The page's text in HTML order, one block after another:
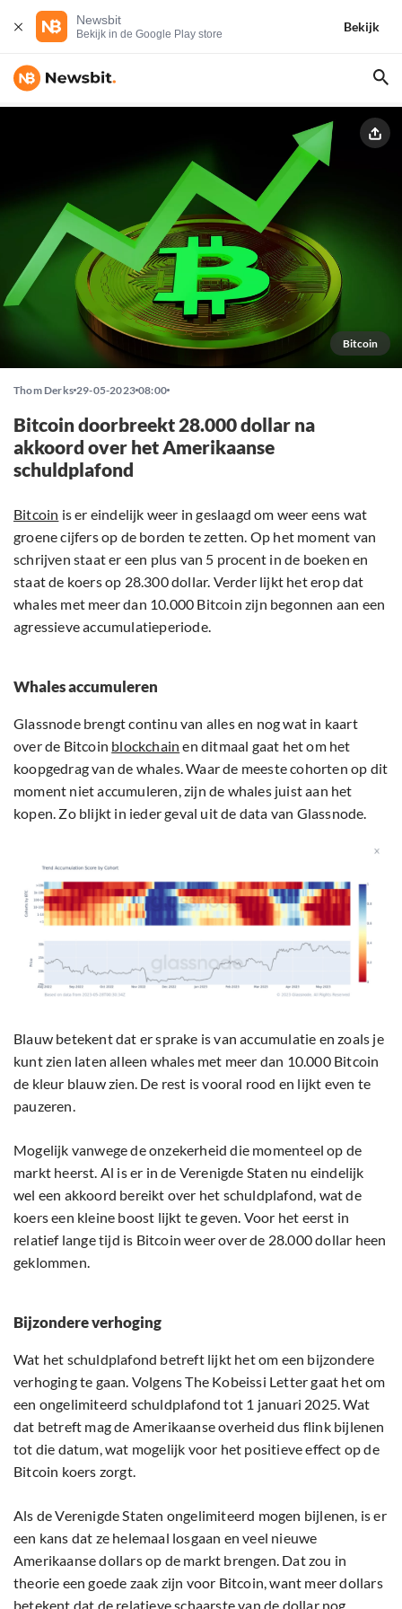
Newsbit
Bekijk in de Google Play store
Bekijk
Bitcoin
Thom Derks 29-05-2023 08:00
Bitcoin doorbreekt 28.000 dollar na
akkoord over het Amerikaanse
schuldplafond
Bitcoin is er eindelijk weer in geslaagd om weer eens wat
groene cijfers op de borden te zetten. Op het moment van
schrijven staat er een plus van 5 procent in de boeken en
staat de koers op 28.300 dollar. Verder lijkt het erop dat
whales met meer dan 10.000 Bitcoin zijn begonnen aan een
agressieve accumulatieperiode.
Whales accumuleren
Glassnode brengt continu van alles en nog wat in kaart
over de Bitcoin blockchain en ditmaal gaat het om het
koopgedrag van de whales. Waar de meeste cohorten op dit
moment niet accumuleren, zijn de whales juist aan het
kopen. Zo blijkt in ieder geval uit de data van Glassnode.
Blauw betekent dat er sprake is van accumulatie en zoals je
kunt zien laten alleen whales met meer dan 10.000 Bitcoin
de kleur blauw zien. De rest is vooral rood en lijkt even te
pauzeren.
Mogelijk vanwege de onzekerheid die momenteel op de
markt heerst. Al is er in de Verenigde Staten nu eindelijk
wel een akkoord bereikt over het schuldplafond, wat de
koers een kleine boost lijkt te geven. Voor het eerst in
relatief lange tijd is Bitcoin weer over de 28.000 dollar heen
geklommen.
Bijzondere verhoging
Wat het schuldplafond betreft lijkt het om een bijzondere
verhoging te gaan. Volgens The Kobeissi Letter gaat het om
een ongelimiteerd schuldplafond tot 1 januari 2025. Wat
dat betreft mag de Amerikaanse overheid dus flink bijlenen
tot die datum, wat mogelijk voor het positieve effect op de
Bitcoin koers zorgt.
Als de Verenigde Staten ongelimiteerd mogen bijlenen, is er
een kans dat ze helemaal losgaan en veel nieuwe
Amerikaanse dollars op de markt brengen. Dat zou in
theorie een goede zaak zijn voor Bitcoin, want meer dollars
betekent dat de relatieve schaarste van de dollar nog